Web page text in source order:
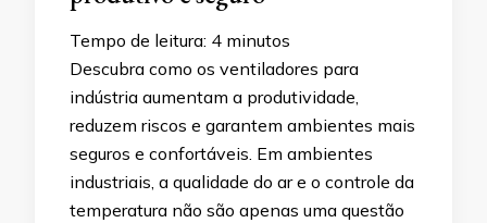
Tempo de leitura: 4 minutos
Descubra como os ventiladores para
indústria aumentam a produtividade,
reduzem riscos e garantem ambientes mais
seguros e confortáveis. Em ambientes
industriais, a qualidade do ar e o controle da
temperatura não são apenas uma questão